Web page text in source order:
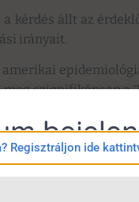
kérdés állt az
irányait.
szignifikánsan a
a
Míg Nyugat-
be, addig a
Regisztráljon ide